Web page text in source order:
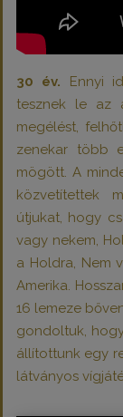
30 év. Ennyi
tesznek le az
megélést,
zenekar több
mögött. A
közvetítettek
útjukat, hogy
vagy nekem,
a Holdra, Nem
Amerika.
16 lemeze
gondoltuk,
állítottunk egy
látványos